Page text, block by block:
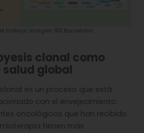
trabajo. Imagen: IRB Barcelona.
clonal como
global
es un proceso que está
con el envejecimiento.
oncológicos que han recibido
tienen más